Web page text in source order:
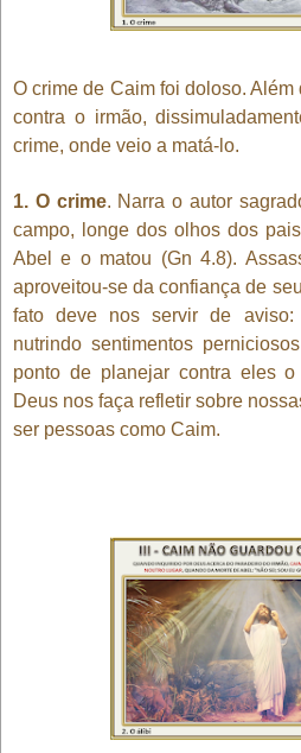
O crime de Caim foi doloso.
contra o irmão,
crime, onde veio a matá-lo.
1. O crime. Narra o autor
campo, longe dos olhos dos
Abel e o matou (Gn 4.8).
aproveitou-se da confiança de
fato deve nos servir de
nutrindo sentimentos
ponto de planejar contra eles
Deus nos faça refletir sobre
ser pessoas como Caim.